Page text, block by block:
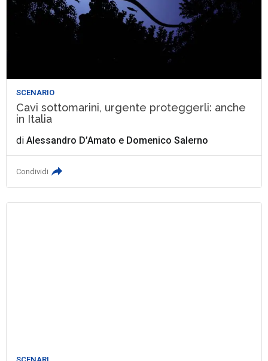
SCENARIO
Cavi sottomarini, urgente proteggerli: anche
in Italia
diAlessandro D’Amato e Domenico Salerno
Condividi